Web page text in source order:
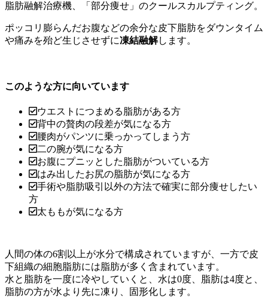
脂肪融解治療機、「部分痩せ」のクールスカルプティング。
ポッコリ膨らんだお腹などの余分な皮下脂肪をダウンタイム
や痛みを殆ど生じさせずに凍結融解します。
このような方に向いています
ウエストにつまめる脂肪がある方
背中の贅肉の段差が気になる方
腰肉がパンツに乗っかってしまう方
二の腕が気になる方
お腹にプニッとした脂肪がついている方
はみ出したお尻の脂肪が気になる方
手術や脂肪吸引以外の方法で確実に部分痩せしたい
方
太ももが気になる方
人間の体の6割以上が水分で構成されていますが、一方で皮
下組織の細胞脂肪には脂肪が多く含まれています。
水と脂肪を一度に冷やしていくと、水は0度、脂肪は4度と、
脂肪の方が水より先に凍り、固形化します。